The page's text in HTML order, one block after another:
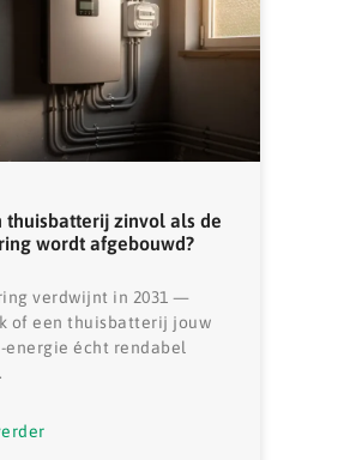
thuisbatterij zinvol als de
wordt afgebouwd?
verdwijnt in 2031 —
of een thuisbatterij jouw
energie écht rendabel